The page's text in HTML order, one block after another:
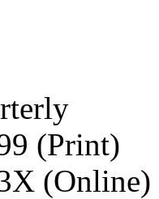
(Print)
(Online)